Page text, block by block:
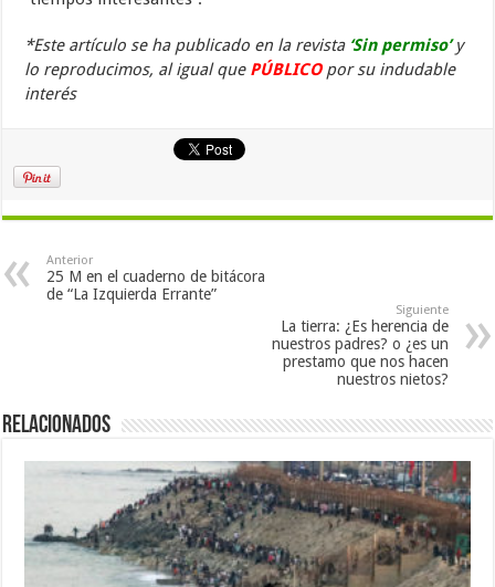
*Este artículo se ha publicado en la revista ‘Sin permiso’y
lo reproducimos, al igual que PÚBLICOpor su indudable
interés
Anterior
25 M en el cuaderno de bitácora
de “La Izquierda Errante”
Siguiente
La tierra: ¿Es herencia de
nuestros padres? o ¿es un
prestamo que nos hacen
nuestros nietos?
Relacionados